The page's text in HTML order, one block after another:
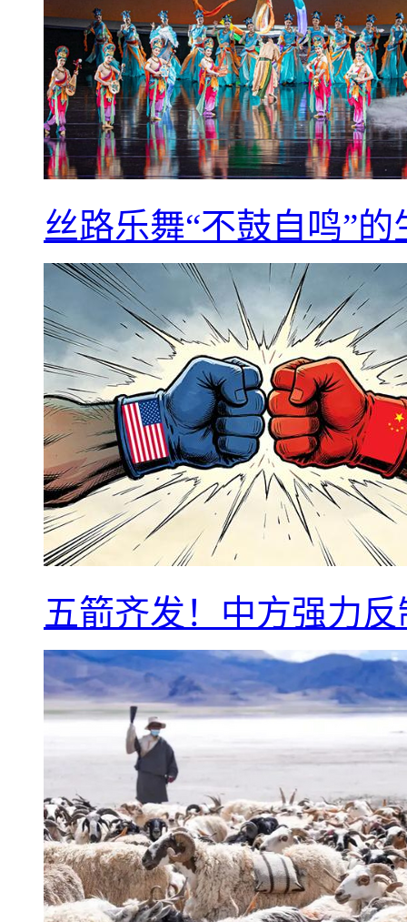
丝路乐舞“不鼓自鸣”
五箭齐发！中方强力